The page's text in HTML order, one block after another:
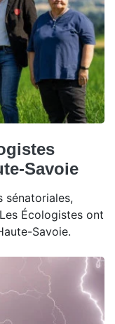
Savoie
sénatoriales,
Écologistes ont
Savoie.